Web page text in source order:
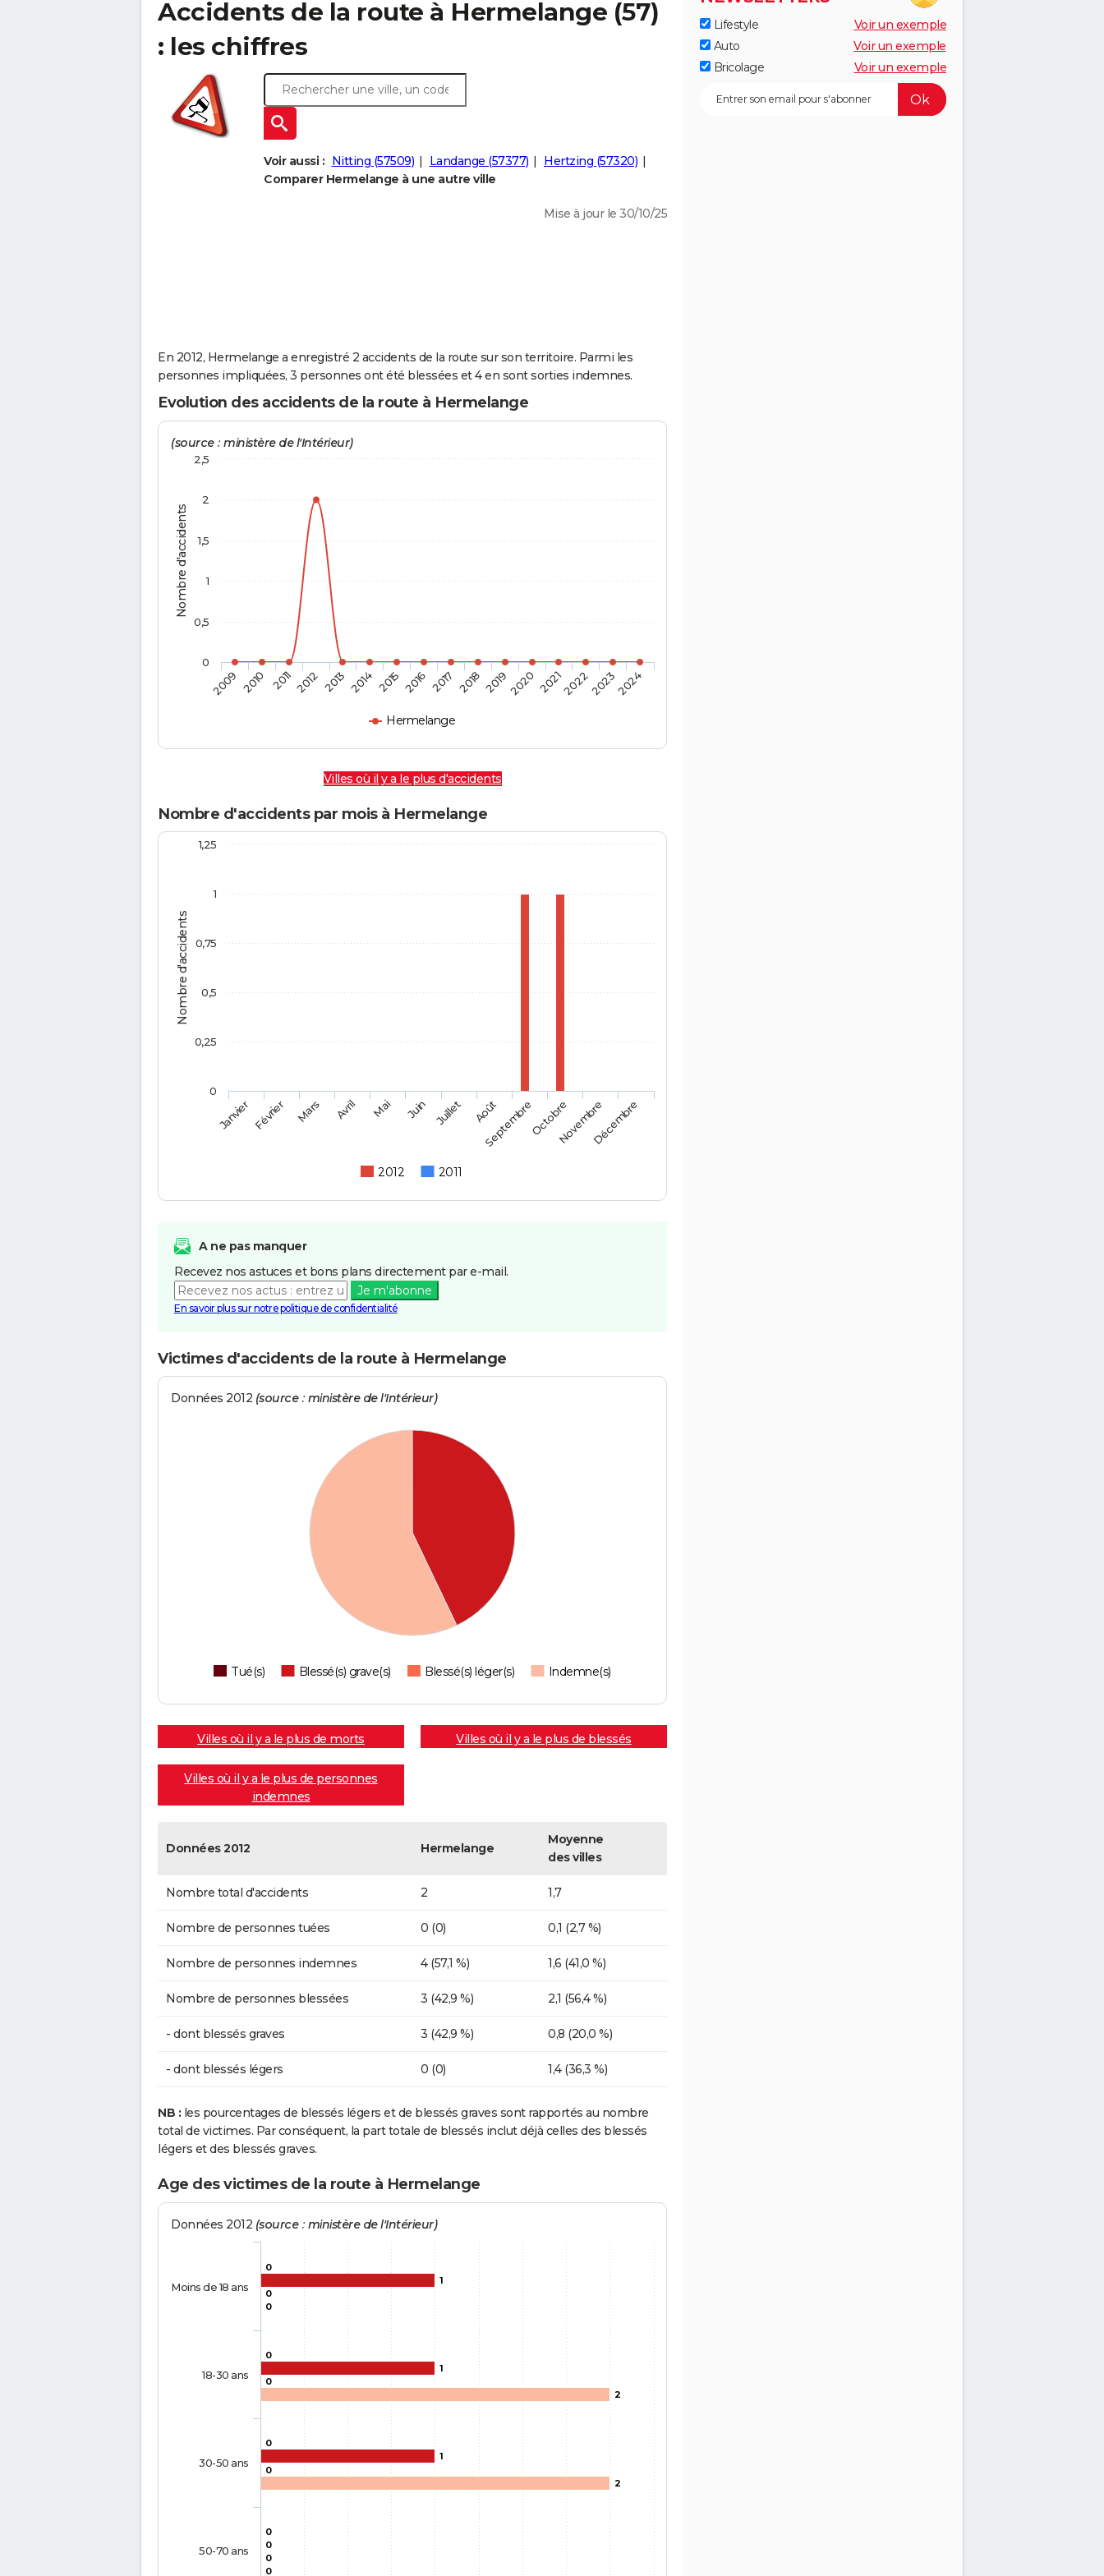
Accidents de la route à Hermelange (57)
: les chiffres
Voir aussi : Nitting (57509) Landange (57377)
Hertzing (57320)
Comparer Hermelange à une autre ville
Mise à jour le 30/10/25
En 2012, Hermelange a enregistré 2 accidents de la route sur son territoire. Parmi les
personnes impliquées, 3 personnes ont été blessées et 4 en sont sorties indemnes.
Evolution des accidents de la route à Hermelange
Nombre d'accidents
(source : ministère de l'Intérieur)
Hermelange
2009 2010 2011 2012 2013 2014 2015 2016 2017 2018 20192020 2021202220232024
0
0,5
1
1,5
2
2,5
Villes où il y a le plus d'accidents
Nombre d'accidents par mois à Hermelange
Nombre d'accidents
2012 2011
JanvierFévrier Mars Avril Mai Juin Juillet Août
SeptembreOctobreNovembreDécembre
0
1
0,25
0,5
0,75
1,25
A ne pas manquer
Recevez nos astuces et bons plans directement par e-mail.
Je m'abonne
En savoir plus sur notre politique de confidentialité
Victimes d'accidents de la route à Hermelange
Données 2012 (source : ministère de l'Intérieur)
Tué(s) Blessé(s) grave(s) Blessé(s) léger(s) Indemne(s)
Villes où il y a le plus de morts Villes où il y a le plus de blessés
Villes où il y a le plus de personnes
indemnes
Données 2012 Hermelange
Moyenne
des villes
Nombre total d'accidents 2 1,7
Nombre de personnes tuées 0 (0) 0,1 (2,7 %)
Nombre de personnes indemnes 4 (57,1 %) 1,6 (41,0 %)
Nombre de personnes blessées 3 (42,9 %) 2,1 (56,4 %)
- dont blessés graves 3 (42,9 %) 0,8 (20,0 %)
- dont blessés légers 0 (0) 1,4 (36,3 %)
NB : les pourcentages de blessés légers et de blessés graves sont rapportés au nombre
total de victimes. Par conséquent, la part totale de blessés inclut déjà celles des blessés
légers et des blessés graves.
Age des victimes de la route à Hermelange
Données 2012 (source : ministère de l'Intérieur)
0
0
0
0
1
1
1
0
0
0
0
0
0
2
2
0
Moins de 18 ans
18-30 ans
30-50 ans
50-70 ans
Lifestyle
Voir un exemple
Auto
Voir un exemple
Bricolage
Voir un exemple